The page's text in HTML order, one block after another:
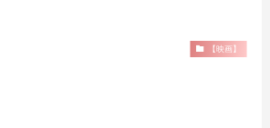
【映画】